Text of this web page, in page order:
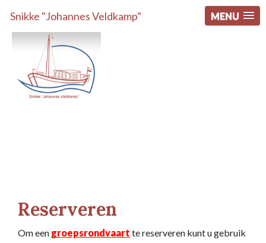
Snikke "Johannes Veldkamp" MENU
Reserveren
Om een groepsrondvaart te reserveren kunt u gebruik